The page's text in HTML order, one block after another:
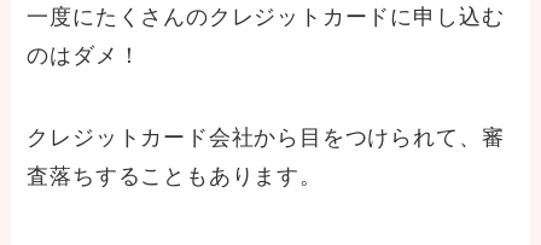
一度にたくさんのクレジットカードに申し込む
のはダメ！
クレジットカード会社から目をつけられて、審
査落ちすることもあります。